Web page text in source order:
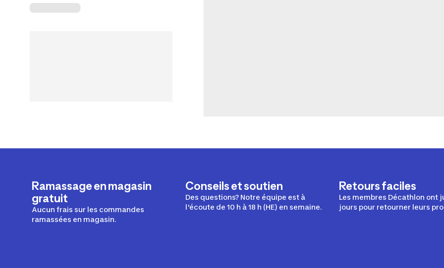
Ramassage en magasin
gratuit
Aucun frais sur les commandes
ramassées en magasin.
Conseils et soutien
Des questions? Notre équipe est à
l'écoute de 10 h à 18 h (HE) en semaine.
Retours faciles
Les membres Décathlon ont
jours pour retourner leurs